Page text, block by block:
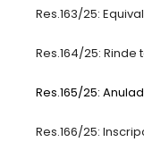
Res.163/25:
Res.164/25:
Res.165/25:
Res.166/25: